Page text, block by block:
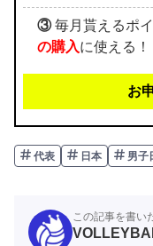
③毎月貰えるポイ
の購入に使える！
お
代表 日本 男子
この記事を書い